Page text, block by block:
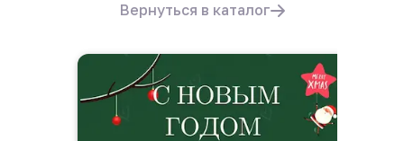
Вернуться в каталог